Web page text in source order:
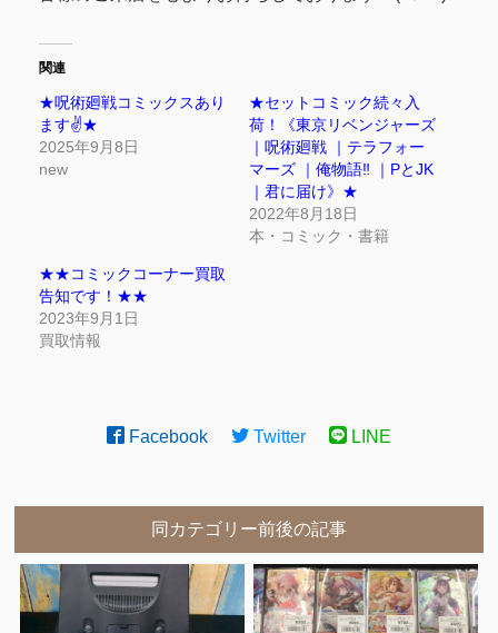
関連
★呪術廻戦コミックスあり
ます✌️★
2025年9月8日
new
★セットコミック続々入
荷！《東京リベンジャーズ
｜呪術廻戦 ｜テラフォー
マーズ ｜俺物語‼︎ ｜PとJK
｜君に届け》★
2022年8月18日
本・コミック・書籍
★★コミックコーナー買取
告知です！★★
2023年9月1日
買取情報
Facebook Twitter LINE
同カテゴリー前後の記事